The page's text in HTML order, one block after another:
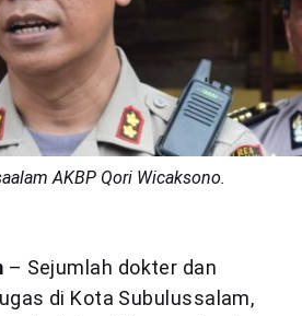
AKBP Qori Wicaksono.
– Sejumlah dokter dan
di Kota Subulussalam,